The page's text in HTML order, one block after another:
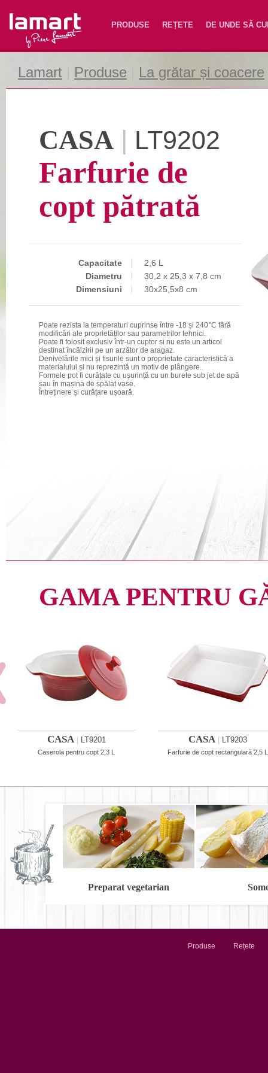
Lamart PRODUSE REȚETE DE UNDE SĂ
Lamart Produse La grătar și coacere
CASA | LT9202
Farfurie de
copt pătrată
Capacitate
2,6 L
Diametru
30,2 x 25,3 x 7,8 cm
Dimensiuni
30x25,5x8 cm
Poate rezista la temperaturi cuprinse între -18 și 240°C fără
modificări ale proprietăților sau parametrilor tehnici.
Poate fi folosit exclusiv într-un cuptor si nu este un articol
destinat încălzirii pe un arzător de aragaz.
Denivelările mici și fisurile sunt o proprietate caracteristică a
materialului și nu reprezintă un motiv de plângere.
Formele pot fi curățate cu ușurință cu un burete sub jet de apă
sau în mașina de spălat vase.
Întreținere și curățare ușoară.
GAMA PENTRU
CASA LT9201
Caserola pentru copt 2,3 L
CASA LT9203
Farfurie de copt rectangulară 2,5 L
Preparat vegetarian
Produse Rețete